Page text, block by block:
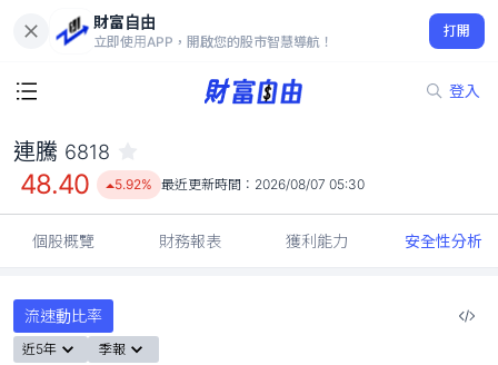
財富自由
立即使用APP，開啟您的股市智慧導航！
打開
登入
48.40
5.92%
連騰 6818
48.40 5.92% 最近更新時間： 2026/08/07 05:30
個股概覽 財務報表 獲利能力 安全性分析
流速動比率
近5年 季報